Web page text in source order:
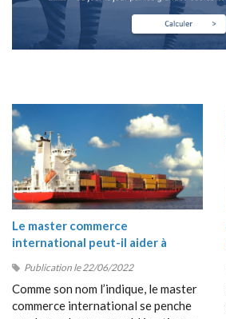
Le master commerce
international peut-il aider à
?
Publication le 22/06/2022
Comme son nom l’indique, le master
commerce international se penche